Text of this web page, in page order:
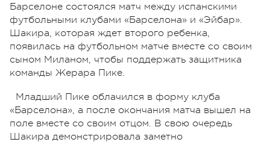
Барселоне состоялся матч между испанскими
футбольными клубами «Барселона» и «Эйбар».
Шакира, которая ждет второго ребенка,
появилась на футбольном матче вместе со своим
сыном Миланом, чтобы поддержать защитника
команды Жерара Пике.
Младший Пике облачился в форму клуба
«Барселона», а после окончания матча вышел на
поле вместе со своим отцом. В свою очередь
Шакира демонстрировала заметно